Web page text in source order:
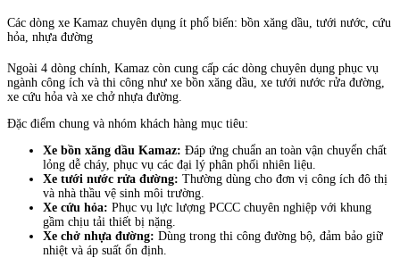
Các dòng xe Kamaz chuyên dụng ít phổ biến: bồn xăng dầu, tưới nước, cứu
hỏa, nhựa đường
Ngoài 4 dòng chính, Kamaz còn cung cấp các dòng chuyên dụng phục vụ
ngành công ích và thi công như xe bồn xăng dầu, xe tưới nước rửa đường,
xe cứu hỏa và xe chở nhựa đường.
Đặc điểm chung và nhóm khách hàng mục tiêu:
Xe bồn xăng dầu Kamaz: Đáp ứng chuẩn an toàn vận chuyển chất
lỏng dễ cháy, phục vụ các đại lý phân phối nhiên liệu.
Xe tưới nước rửa đường: Thường dùng cho đơn vị công ích đô thị
và nhà thầu vệ sinh môi trường.
Xe cứu hỏa: Phục vụ lực lượng PCCC chuyên nghiệp với khung
gầm chịu tải thiết bị nặng.
Xe chở nhựa đường: Dùng trong thi công đường bộ, đảm bảo giữ
nhiệt và áp suất ổn định.